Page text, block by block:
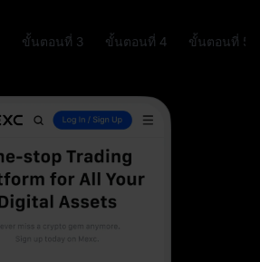
ขั้นตอนที่ 3 ขั้นตอนที่ 4 ขั้นตอนที่ 5